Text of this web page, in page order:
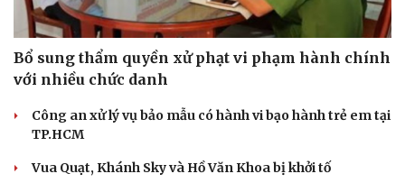
Bổ sung thẩm quyền xử phạt vi phạm hành chính
với nhiều chức danh
Công an xử lý vụ bảo mẫu có hành vi bạo hành trẻ em tại
TP.HCM
Vua Quạt, Khánh Sky và Hồ Văn Khoa bị khởi tố